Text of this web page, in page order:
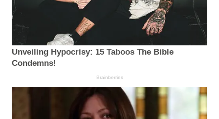
Unveiling Hypocrisy: 15 Taboos The Bible
Condemns!
Brainberries